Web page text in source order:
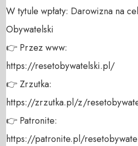
W tytule wpłaty: Darowizna na
Obywatelski
👉 Przez www:
https://resetobywatelski.pl/
👉 Zrzutka:
https://zrzutka.pl/z/
👉 Patronite:
https://patronite.pl/